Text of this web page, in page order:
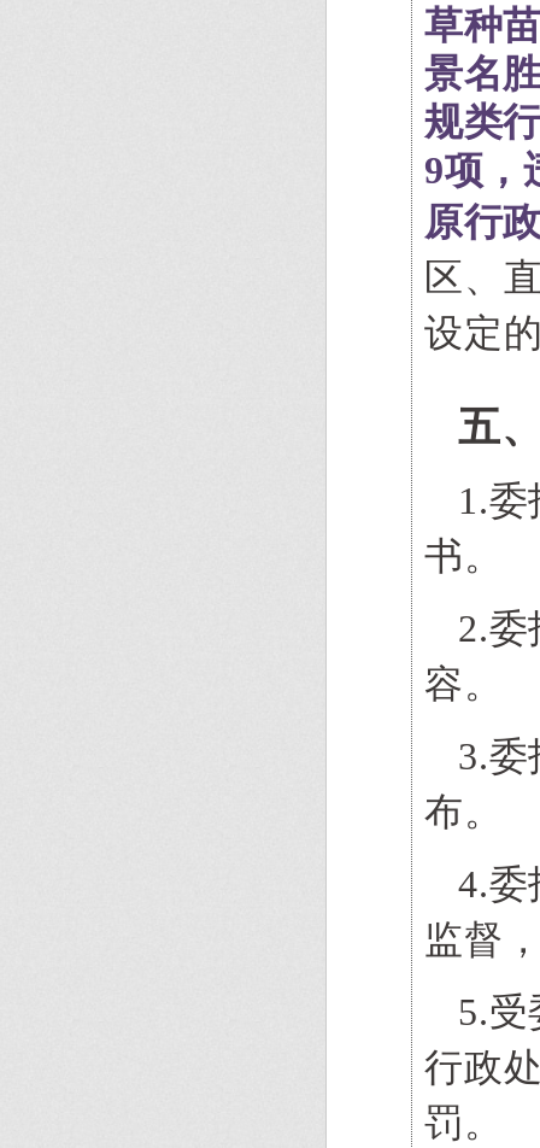
草种
景名
规类
9项，
原行
区、
设定
五
1.
书。
2.
容。
3.
布。
4.委
监督
5.
行政
罚。